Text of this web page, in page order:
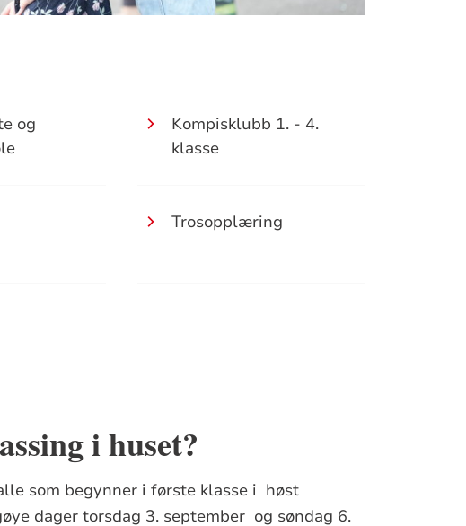
og
Kompisklubb 1. - 4.
klasse
Trosopplæring
i huset?
som begynner i første klasse i høst
dager torsdag 3. september og søndag 6.